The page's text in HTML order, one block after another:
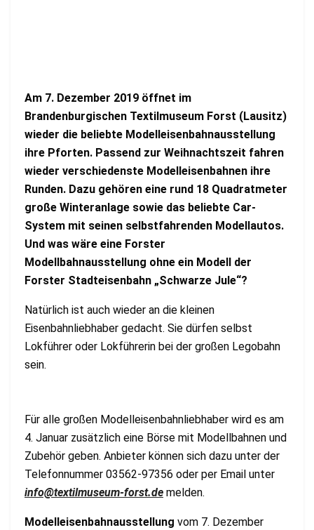
Am 7. Dezember 2019 öffnet im
Brandenburgischen Textilmuseum Forst (Lausitz)
wieder die beliebte Modelleisenbahnausstellung
ihre Pforten. Passend zur Weihnachtszeit fahren
wieder verschiedenste Modelleisenbahnen ihre
Runden. Dazu gehören eine rund 18 Quadratmeter
große Winteranlage sowie das beliebte Car-
System mit seinen selbstfahrenden Modellautos.
Und was wäre eine Forster
Modellbahnausstellung ohne ein Modell der
Forster Stadteisenbahn „Schwarze Jule“?
Natürlich ist auch wieder an die kleinen
Eisenbahnliebhaber gedacht. Sie dürfen selbst
Lokführer oder Lokführerin bei der großen Legobahn
sein.
Für alle großen Modelleisenbahnliebhaber wird es am
4. Januar zusätzlich eine Börse mit Modellbahnen und
Zubehör geben. Anbieter können sich dazu unter der
Telefonnummer 03562-97356 oder per Email unter
info@textilmuseum-forst.de melden.
Modelleisenbahnausstellung vom 7. Dezember